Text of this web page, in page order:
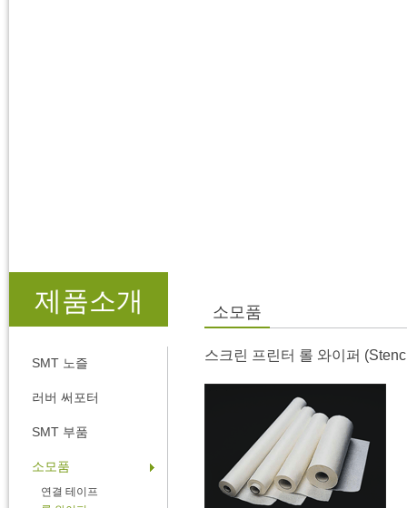
제품소개 소모품
SMT 노즐
러버 써포터
SMT 부품
소모품
연결 테이프
스크린 프린터 롤 와이퍼